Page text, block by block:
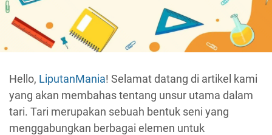
Hello, LiputanMania! Selamat datang di artikel kami
yang akan membahas tentang unsur utama dalam
tari. Tari merupakan sebuah bentuk seni yang
menggabungkan berbagai elemen untuk